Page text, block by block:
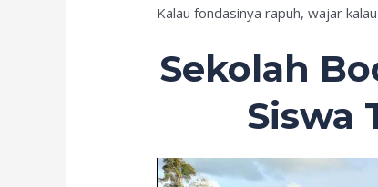
Kalau fondasinya rapuh, wajar
Sekolah
Siswa